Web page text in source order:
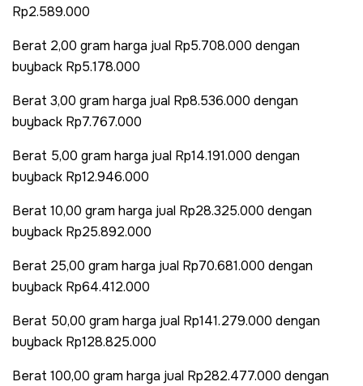
Rp2.589.000
Berat 2,00 gram harga jual Rp5.708.000 dengan
buyback Rp5.178.000
Berat 3,00 gram harga jual Rp8.536.000 dengan
buyback Rp7.767.000
Berat 5,00 gram harga jual Rp14.191.000 dengan
buyback Rp12.946.000
Berat 10,00 gram harga jual Rp28.325.000 dengan
buyback Rp25.892.000
Berat 25,00 gram harga jual Rp70.681.000 dengan
buyback Rp64.412.000
Berat 50,00 gram harga jual Rp141.279.000 dengan
buyback Rp128.825.000
Berat 100,00 gram harga jual Rp282.477.000 dengan